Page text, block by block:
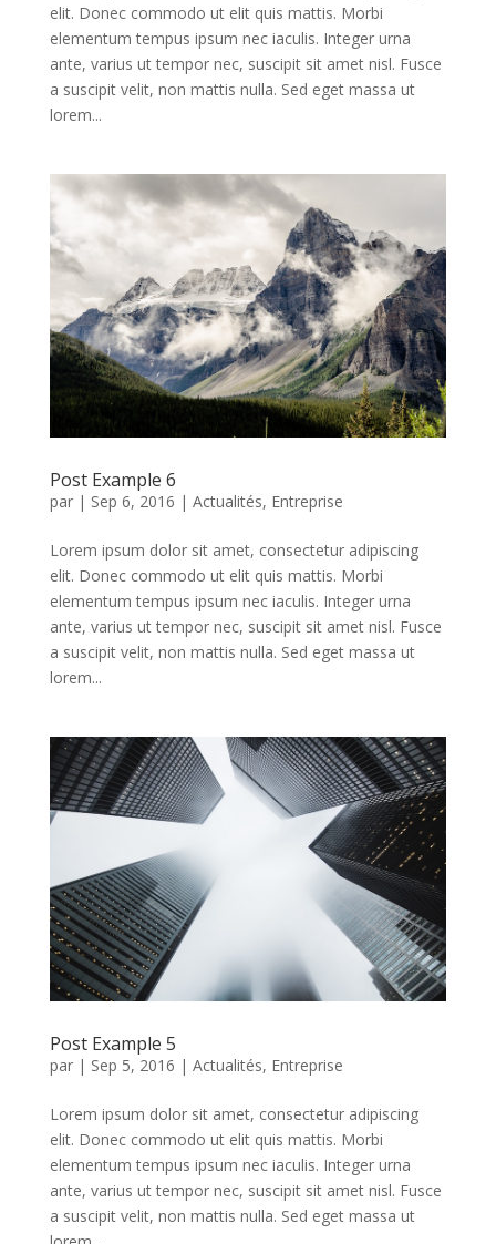
elit. Donec commodo ut elit quis mattis. Morbi
elementum tempus ipsum nec iaculis. Integer urna
ante, varius ut tempor nec, suscipit sit amet nisl. Fusce
a suscipit velit, non mattis nulla. Sed eget massa ut
lorem...
Post Example 6
par | Sep 6, 2016 | Actualités, Entreprise
Lorem ipsum dolor sit amet, consectetur adipiscing
elit. Donec commodo ut elit quis mattis. Morbi
elementum tempus ipsum nec iaculis. Integer urna
ante, varius ut tempor nec, suscipit sit amet nisl. Fusce
a suscipit velit, non mattis nulla. Sed eget massa ut
lorem...
Post Example 5
par | Sep 5, 2016 | Actualités, Entreprise
Lorem ipsum dolor sit amet, consectetur adipiscing
elit. Donec commodo ut elit quis mattis. Morbi
elementum tempus ipsum nec iaculis. Integer urna
ante, varius ut tempor nec, suscipit sit amet nisl. Fusce
a suscipit velit, non mattis nulla. Sed eget massa ut